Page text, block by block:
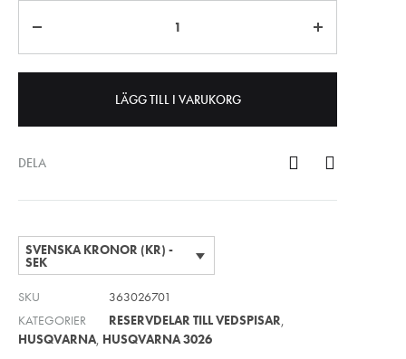
LÄGG TILL I VARUKORG
DELA
SVENSKA KRONOR (KR) -
SEK
SKU
363026701
KATEGORIER
RESERVDELAR TILL VEDSPISAR
HUSQVARNA HUSQVARNA 3026